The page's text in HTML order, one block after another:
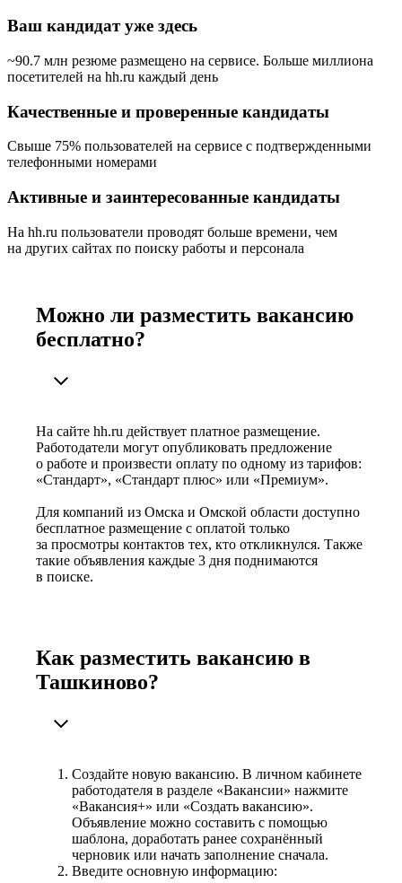
Ваш кандидат уже здесь
~90.7 млн резюме размещено на сервисе. Больше миллиона
посетителей на hh.ru каждый день
Качественные и проверенные кандидаты
Свыше 75% пользователей на сервисе с подтвержденными
телефонными номерами
Активные и заинтересованные кандидаты
На hh.ru пользователи проводят больше времени, чем
на других сайтах по поиску работы и персонала
Можно ли разместить вакансию
бесплатно?
На сайте hh.ru действует платное размещение.
Работодатели могут опубликовать предложение
о работе и произвести оплату по одному из тарифов:
«Стандарт», «Стандарт плюс» или «Премиум».
Для компаний из Омска и Омской области доступно
бесплатное размещение с оплатой только
за просмотры контактов тех, кто откликнулся. Также
такие объявления каждые 3 дня поднимаются
в поиске.
Как разместить вакансию в
Ташкиново?
Создайте новую вакансию. В личном кабинете
работодателя в разделе «Вакансии» нажмите
«Вакансия+» или «Создать вакансию».
Объявление можно составить с помощью
шаблона, доработать ранее сохранённый
черновик или начать заполнение сначала.
Введите основную информацию: